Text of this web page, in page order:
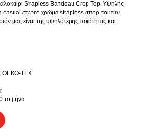
Strapless Bandeau Crop Top. Υψηλής
casual στερεό χρώμα strapless σπορ σουτιέν.
μας είναι της υψηλότερης ποιότητας και
OEKO-TEX
το μήνα